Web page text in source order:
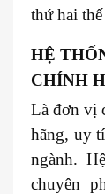
thứ hai
HỆ
CHÍNH
Là đơn vị
hãng, uy
ngành.
chuyên